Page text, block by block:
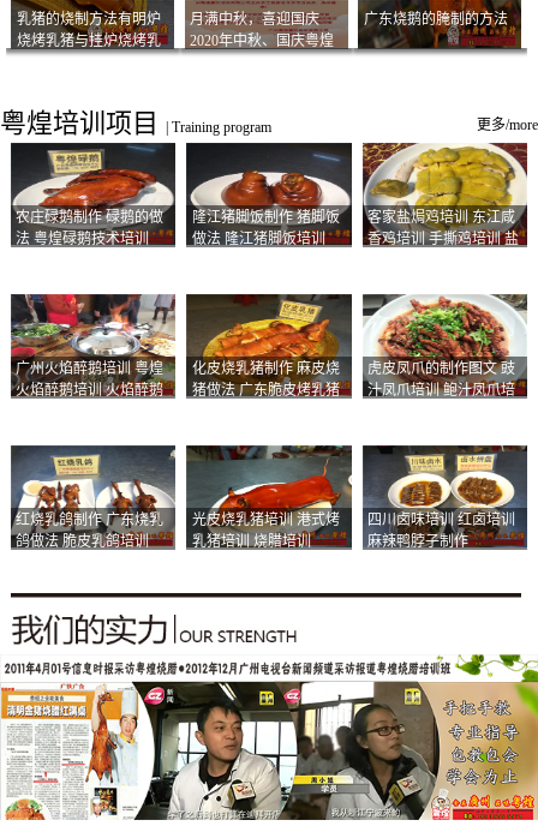
乳猪的烧制方法有明炉
烧烤乳猪与挂炉烧烤乳
月满中秋，喜迎国庆
2020年中秋、国庆粤煌
广东烧鹅的腌制的方法
粤煌培训项目 Training program 更多/more
农庄碌鹅制作 碌鹅的做
法 粤煌碌鹅技术培训
隆江猪脚饭制作 猪脚饭
做法 隆江猪脚饭培训
客家盐焗鸡培训 东江咸
香鸡培训 手撕鸡培训 盐
广州火焰醉鹅培训 粤煌
火焰醉鹅培训 火焰醉鹅
化皮烧乳猪制作 麻皮烧
猪做法 广东脆皮烤乳猪
虎皮凤爪的制作图文 豉
汁凤爪培训 鲍汁凤爪培
红烧乳鸽制作 广东烧乳
鸽做法 脆皮乳鸽培训
光皮烧乳猪培训 港式烤
乳猪培训 烧腊培训
四川卤味培训 红卤培训
麻辣鸭脖子制作